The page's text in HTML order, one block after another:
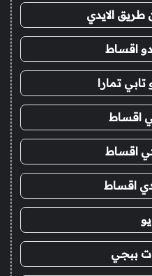
الايدي
اقساط
تمارا
اقساط
اقساط
اقساط
ببجي